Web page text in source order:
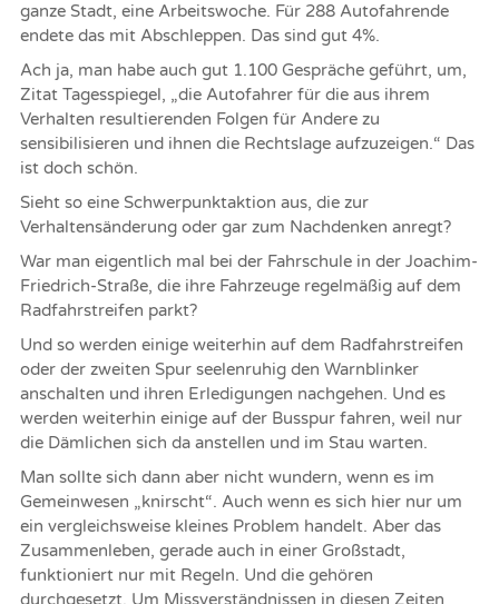
ganze Stadt, eine Arbeitswoche. Für 288 Autofahrende
endete das mit Abschleppen. Das sind gut 4%.
Ach ja, man habe auch gut 1.100 Gespräche geführt, um,
Zitat Tagesspiegel, „die Autofahrer für die aus ihrem
Verhalten resultierenden Folgen für Andere zu
sensibilisieren und ihnen die Rechtslage aufzuzeigen.“ Das
ist doch schön.
Sieht so eine Schwerpunktaktion aus, die zur
Verhaltensänderung oder gar zum Nachdenken anregt?
War man eigentlich mal bei der Fahrschule in der Joachim-
Friedrich-Straße, die ihre Fahrzeuge regelmäßig auf dem
Radfahrstreifen parkt?
Und so werden einige weiterhin auf dem Radfahrstreifen
oder der zweiten Spur seelenruhig den Warnblinker
anschalten und ihren Erledigungen nachgehen. Und es
werden weiterhin einige auf der Busspur fahren, weil nur
die Dämlichen sich da anstellen und im Stau warten.
Man sollte sich dann aber nicht wundern, wenn es im
Gemeinwesen „knirscht“. Auch wenn es sich hier nur um
ein vergleichsweise kleines Problem handelt. Aber das
Zusammenleben, gerade auch in einer Großstadt,
funktioniert nur mit Regeln. Und die gehören
durchgesetzt. Um Missverständnissen in diesen Zeiten